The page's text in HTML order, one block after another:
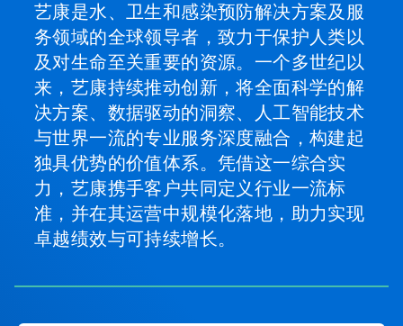
艺康是水、卫生和感染预防解决方案及服
务领域的全球领导者，致力于保护人类以
及对生命至关重要的资源。一个多世纪以
来，艺康持续推动创新，将全面科学的解
决方案、数据驱动的洞察、人工智能技术
与世界一流的专业服务深度融合，构建起
独具优势的价值体系。凭借这一综合实
力，艺康携手客户共同定义行业一流标
准，并在其运营中规模化落地，助力实现
卓越绩效与可持续增长。